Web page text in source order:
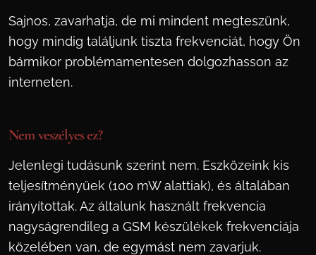
Sajnos, zavarhatja, de mi mindent megteszünk,
hogy mindig találjunk tiszta frekvenciát, hogy Ön
bármikor problémamentesen dolgozhasson az
interneten.
Nem veszélyes ez?
Jelenlegi tudásunk szerint nem. Eszközeink kis
teljesítményűek (100 mW alattiak), és általában
irányítottak. Az általunk használt frekvencia
nagyságrendileg a GSM készülékek frekvenciája
közelében van, de egymást nem zavarjuk.